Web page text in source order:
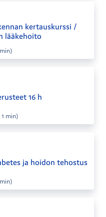
kertauskurssi /
lääkehoito
16 h
1 min)
ja hoidon tehostus